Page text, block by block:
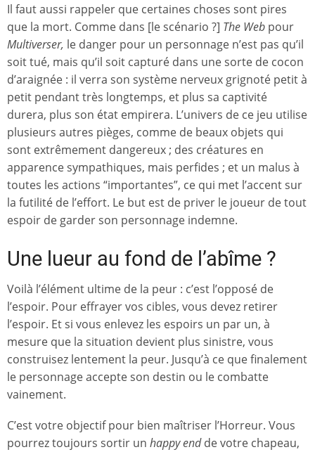
Il faut aussi rappeler que certaines choses sont pires
que la mort. Comme dans [le scénario ?] The Web pour
Multiverser, le danger pour un personnage n’est pas qu’il
soit tué, mais qu’il soit capturé dans une sorte de cocon
d’araignée : il verra son système nerveux grignoté petit à
petit pendant très longtemps, et plus sa captivité
durera, plus son état empirera. L’univers de ce jeu utilise
plusieurs autres pièges, comme de beaux objets qui
sont extrêmement dangereux ; des créatures en
apparence sympathiques, mais perfides ; et un malus à
toutes les actions “importantes”, ce qui met l’accent sur
la futilité de l’effort. Le but est de priver le joueur de tout
espoir de garder son personnage indemne.
Une lueur au fond de l’abîme ?
Voilà l’élément ultime de la peur : c’est l’opposé de
l’espoir. Pour effrayer vos cibles, vous devez retirer
l’espoir. Et si vous enlevez les espoirs un par un, à
mesure que la situation devient plus sinistre, vous
construisez lentement la peur. Jusqu’à ce que finalement
le personnage accepte son destin ou le combatte
vainement.
C’est votre objectif pour bien maîtriser l’Horreur. Vous
pourrez toujours sortir un happy endde votre chapeau,